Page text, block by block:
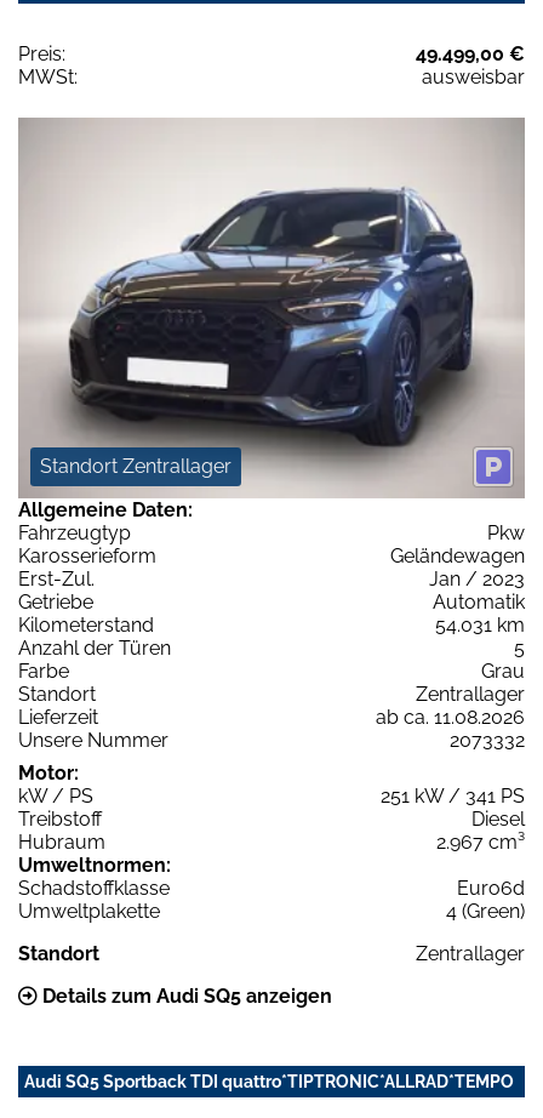
Preis:
49.499,00 €
MWSt:
ausweisbar
Standort Zentrallager
Allgemeine Daten:
Fahrzeugtyp
Pkw
Karosserieform
Geländewagen
Erst-Zul.
Jan / 2023
Getriebe
Automatik
Kilometerstand
54.031 km
Anzahl der Türen
5
Farbe
Grau
Standort
Zentrallager
Lieferzeit
ab ca. 11.08.2026
Unsere Nummer
2073332
Motor:
kW / PS
251 kW / 341 PS
Treibstoff
Diesel
Hubraum
2.967 cm³
Umweltnormen:
Schadstoffklasse
Euro6d
Umweltplakette
4 (Green)
Standort
Zentrallager
Details zum Audi SQ5 anzeigen
Audi SQ5 Sportback TDI quattro*TIPTRONIC*ALLRAD*TEMPO